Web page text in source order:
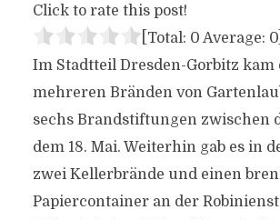
Click to rate this post!
[Total: 0 Average: 0]
Im Stadtteil Dresden-Gorbitz kam
mehreren Bränden von
sechs Brandstiftungen zwischen
dem 18. Mai. Weiterhin gab es in
zwei Kellerbrände und einen
Papiercontainer an der